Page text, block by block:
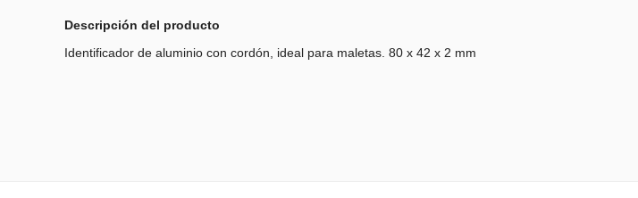
Descripción del producto
Identificador de aluminio con cordón, ideal para maletas. 80 x 42 x 2 mm